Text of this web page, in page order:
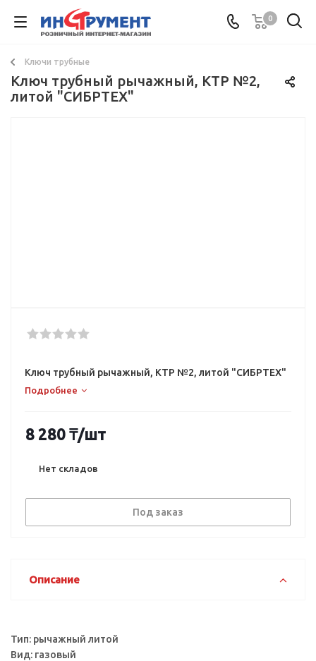
0
Ключи трубные
Ключ трубный рычажный, КТР №2,
литой "СИБРТЕХ"
Ключ трубный рычажный, КТР №2, литой "СИБРТЕХ"
Подробнее
8 280 ₸/шт
Нет складов
Под заказ
Описание
Тип: рычажный литой
Вид: газовый